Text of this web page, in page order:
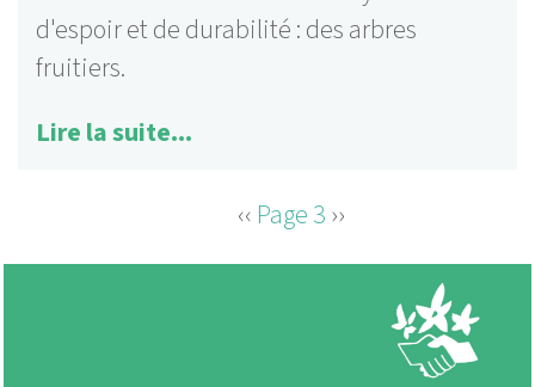
d'espoir et de durabilité : des arbres
fruitiers.
Lire la suite...
Page
‹‹ Page 3Page
››